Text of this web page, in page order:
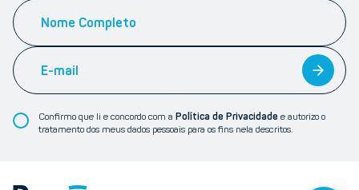
Confirmo que li e concordo com a Política de Privacidade e autorizo o
tratamento dos meus dados pessoais para os fins nela descritos.